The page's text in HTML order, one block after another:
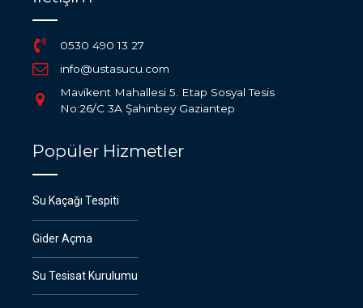
0530 490 13 27
info@ustasucu.com
Mavikent Mahallesi 5. Etap Sosyal Tesis
No:26/C 3A Şahinbey Gaziantep
Popüler Hizmetler
Su Kaçağı Tespiti
Gider Açma
Su Tesisat Kurulumu